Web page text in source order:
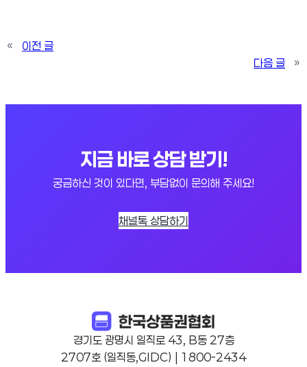
«
이전 글
다음 글
»
지금 바로 상담 받기!
궁금하신 것이 있다면, 부담없이 문의해 주세요!
채널톡 상담하기
경기도 광명시 일직로 43, B동 27층
2707호 (일직동,GIDC) | 1800-2434